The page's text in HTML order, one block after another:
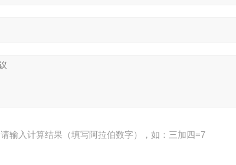
请输入计算结果（填写阿拉伯数字），如：三加四=7